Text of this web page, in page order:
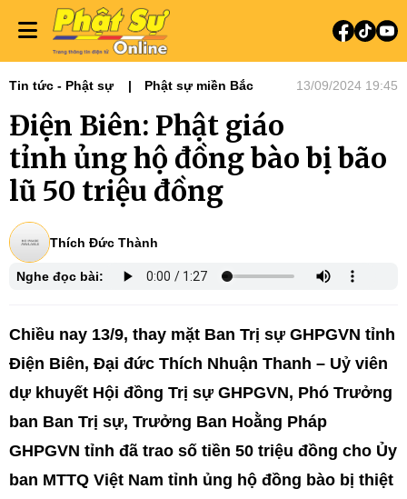
Tin tức - Phật sự Phật sự miền Bắc 13/09/2024 19:45
Điện Biên: Phật giáo
tỉnh ủng hộ đồng bào bị bão
lũ 50 triệu đồng
Thích Đức Thành
Nghe đọc bài:
Chiều nay 13/9, thay mặt Ban Trị sự GHPGVN tỉnh
Điện Biên, Đại đức Thích Nhuận Thanh – Uỷ viên
dự khuyết Hội đồng Trị sự GHPGVN, Phó Trưởng
ban Ban Trị sự, Trưởng Ban Hoằng Pháp
GHPGVN tỉnh đã trao số tiền 50 triệu đồng cho Ủy
ban MTTQ Việt Nam tỉnh ủng hộ đồng bào bị thiệt